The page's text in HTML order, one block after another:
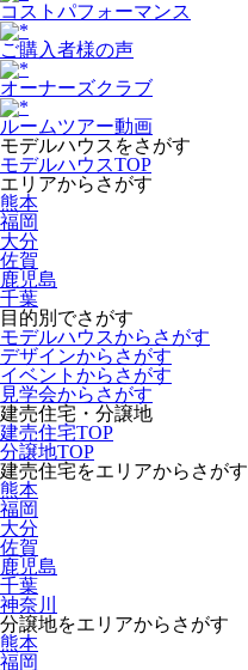
コストパフォーマンス
ご購入者様の声
オーナーズクラブ
ルームツアー動画
モデルハウスをさがす
モデルハウスTOP
エリアからさがす
熊本
福岡
大分
佐賀
鹿児島
千葉
目的別でさがす
モデルハウスからさがす
デザインからさがす
イベントからさがす
見学会からさがす
建売住宅・分譲地
建売住宅TOP
分譲地TOP
建売住宅をエリアからさがす
熊本
福岡
大分
佐賀
鹿児島
千葉
神奈川
分譲地をエリアからさがす
熊本
福岡